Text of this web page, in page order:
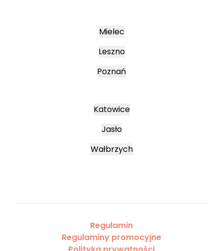
Mielec
Leszno
Poznań
Katowice
Jasło
Wałbrzych
Regulamin
Regulaminy promocyjne